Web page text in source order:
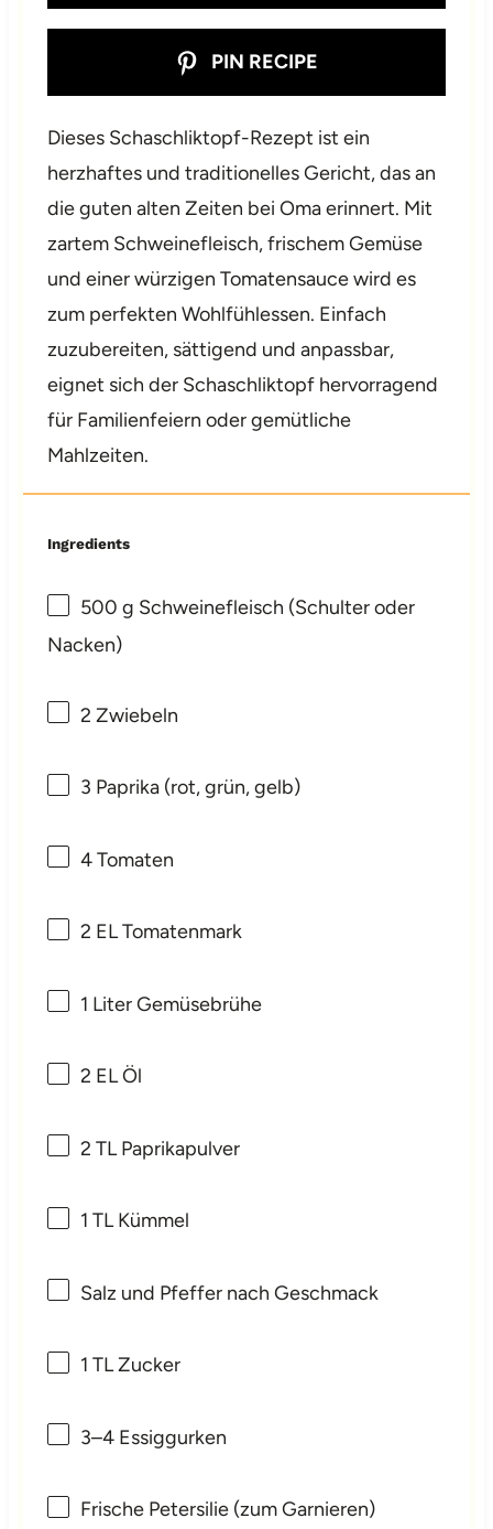
PIN RECIPE
Dieses Schaschliktopf-Rezept ist ein
herzhaftes und traditionelles Gericht, das an
die guten alten Zeiten bei Oma erinnert. Mit
zartem Schweinefleisch, frischem Gemüse
und einer würzigen Tomatensauce wird es
zum perfekten Wohlfühlessen. Einfach
zuzubereiten, sättigend und anpassbar,
eignet sich der Schaschliktopf hervorragend
für Familienfeiern oder gemütliche
Mahlzeiten.
Ingredients
500 g Schweinefleisch (Schulter oder
Nacken)
2 Zwiebeln
3 Paprika (rot, grün, gelb)
4Tomaten
2 EL Tomatenmark
1 Liter Gemüsebrühe
2 EL Öl
2 TL Paprikapulver
1 TL Kümmel
Salz und Pfeffer nach Geschmack
1 TL Zucker
3–4 Essiggurken
Frische Petersilie (zum Garnieren)